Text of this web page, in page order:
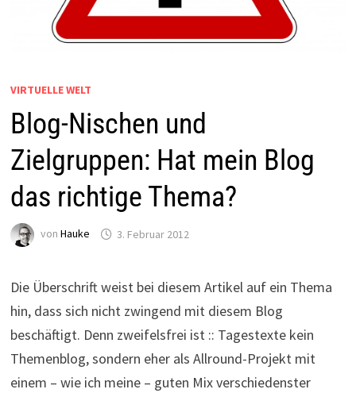
VIRTUELLE WELT
Blog-Nischen und
Zielgruppen: Hat mein Blog
das richtige Thema?
von Hauke 3. Februar 2012
Die Überschrift weist bei diesem Artikel auf ein Thema
hin, dass sich nicht zwingend mit diesem Blog
beschäftigt. Denn zweifelsfrei ist :: Tagestexte kein
Themenblog, sondern eher als Allround-Projekt mit
einem – wie ich meine – guten Mix verschiedenster